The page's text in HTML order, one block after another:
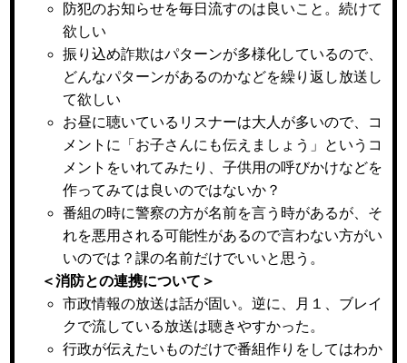
防犯のお知らせを毎日流すのは良いこと。続けて
欲しい
振り込め詐欺はパターンが多様化しているので、
どんなパターンがあるのかなどを繰り返し放送し
て欲しい
お昼に聴いているリスナーは大人が多いので、コ
メントに「お子さんにも伝えましょう」というコ
メントをいれてみたり、子供用の呼びかけなどを
作ってみては良いのではないか？
番組の時に警察の方が名前を言う時があるが、そ
れを悪用される可能性があるので言わない方がい
いのでは？課の名前だけでいいと思う。
＜消防との連携について＞
市政情報の放送は話が固い。逆に、月１、ブレイ
クで流している放送は聴きやすかった。
行政が伝えたいものだけで番組作りをしてはわか